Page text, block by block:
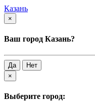
Казань
×
Ваш город Казань?
Да
Нет
×
Выберите город: